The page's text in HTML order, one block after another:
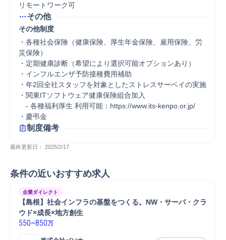
リモートワーク可
その他
その他制度
・各種社会保険（健康保険、厚生年金保険、雇用保険、労
災保険）
・定期健康診断（希望により選択可能オプションあり）
・インフルエンザ予防接種費用補助
・年2回全社スタッフを対象としたストレスサーベイの実施
・関東ITソフトウェア健康保険組合加入
- 各種福利厚生 利用可能：https://www.its-kenpo.or.jp/
・慶弔金
制度備考
最終更新日： 2025/2/17
条件の近いおすすめ求人
企業ダイレクト
【島根】社会インフラの基盤をつくる。NW・サーバ・クラ
ウド×成長×地方創生
550~850万